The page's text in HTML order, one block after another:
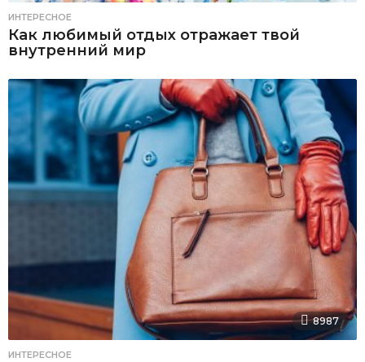
ИНТЕРЕСНОЕ
Как любимый отдых отражает твой
внутренний мир
8987
ИНТЕРЕСНОЕ